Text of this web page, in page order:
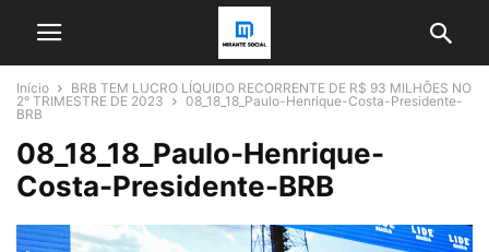
Início
BRB TEM LUCRO LÍQUIDO RECORRENTE DE R$ 93 MILHÕES NO
2° TRIMESTRE DE 2023
08_18_18_Paulo-Henrique-Costa-Presidente-
BRB
08_18_18_Paulo-Henrique-
Costa-Presidente-BRB